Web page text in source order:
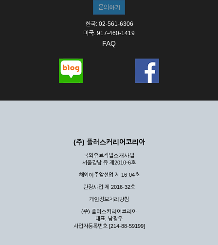
한국: 02-561-6306
미국: 917-460-1419
FAQ
(주) 플러스커리어코리아
국외유료직업소개사업
서울강남 유 제2010-6호
해외이주알선업 제 16-04호
관광사업 제 2016-32호
개인정보처리방침
(주) 플러스커리어코리아
대표: 남광우
사업자등록번호 [214-88-59199]